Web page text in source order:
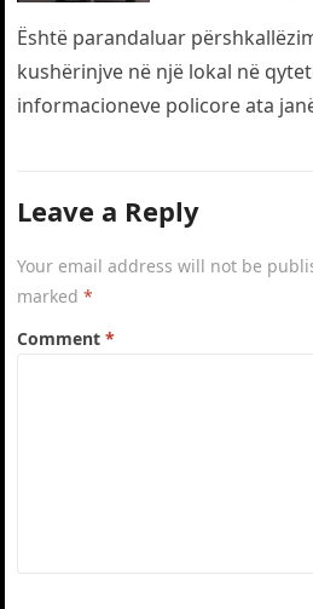
drejt
Është parandaluar
kushërinjve në një lokal në
informacioneve policore ata
Leave a Reply
Your email address will not be
marked*
Comment*